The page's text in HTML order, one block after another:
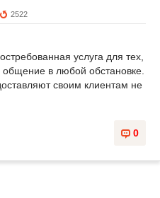
2522
услуга для тех,
в любой обстановке.
своим клиентам не
0